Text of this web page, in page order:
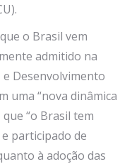
o Brasil vem
admitido na
Desenvolvimento
uma “nova dinâmica
“o Brasil tem
participado de
à adoção das